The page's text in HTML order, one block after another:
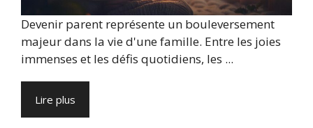
Devenir parent représente un bouleversement
majeur dans la vie d'une famille. Entre les joies
immenses et les défis quotidiens, les ...
Lire plus